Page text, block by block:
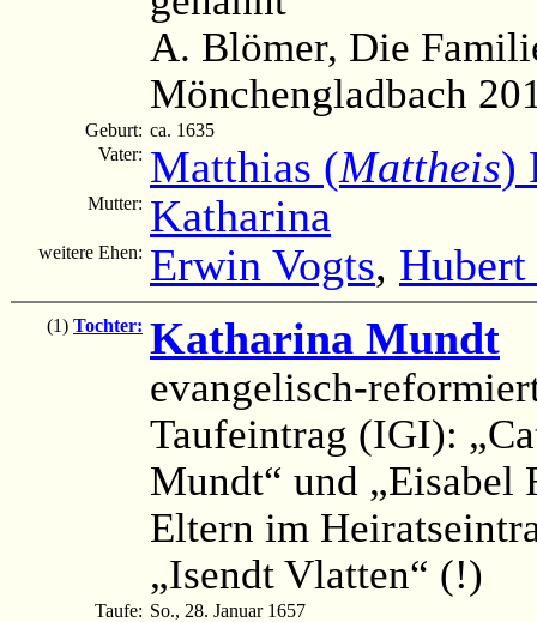
A. Blömer, Die
Mönchengladbach
Geburt: ca. 1635
Vater: Matthias (Mattheis)
Mutter: Katharina
weitere Ehen: Erwin Vogts,
(1) Tochter: Katharina Mundt
evangelisch-
Taufeintrag (IGI):
Mundt“ und „Eisabel
Eltern im
„Isendt Vlatten“ (!)
Taufe: So., 28. Januar 1657